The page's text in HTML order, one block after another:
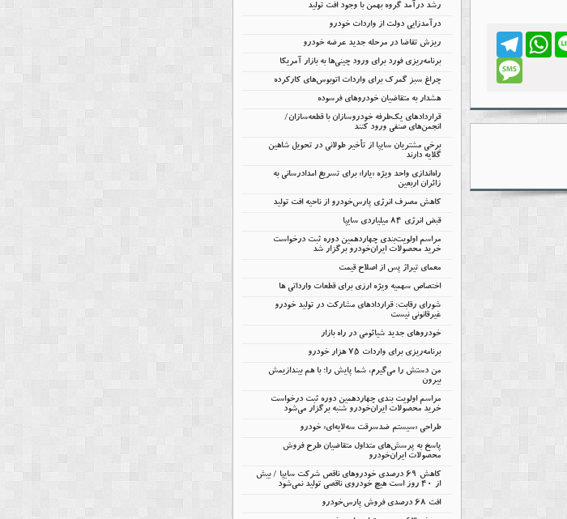
TelegramWhatsApp
Message
رشد درآمد گروه بهمن با وجود افت تولید
درآمدزایی دولت از واردات خودرو
ریزش تقاضا در مرحله جدید عرضه خودرو
برنامه‌ریزی فورد برای ورود چینی‌ها به بازار آمریکا
چراغ سبز گمرک برای واردات اتوبوس‌های کارکرده
هشدار به متقاضیان خودروهای فرسوده
قراردادهای یک‌طرفه خودروسازان با قطعه‌سازان/
انجمن‌های صنفی ورود کنند
برخی مشتریان سایپا از تأخیر طولانی در تحویل شاهین
گلایه دارند
راه‌اندازی واحد ویژه «یارا» برای تسریع امدادرسانی به
زائران اربعین
کاهش مصرف انرژی پارس‌خودرو از ناحیه افت تولید
قبض انرژی ۸۴ میلیاردی سایپا
مراسم اولویت‌بندی چهاردهمین دوره ثبت درخواست
خرید محصولات ایران‌خودرو برگزار شد
معمای تیراژ پس از اصلاح قیمت
اختصاص سهمیه ویژه ارزی برای قطعات وارداتی ها
شورای رقابت: قراردادهای مشارکت در تولید خودرو
غیرقانونی نیست
خودروهای جدید شیائومی در راه بازار
برنامه‌ریزی برای واردات ۷۵ هزار خودرو
من دستش را می‌گیرم، شما پایش را؛ با هم بیندازیمش
بیرون
مراسم اولویت بندی چهاردهمین دوره ثبت درخواست
خرید محصولات ایران‌خودرو شنبه برگزار می‌شود
طراحی «سیستم ضدسرقت سه‌لایه‌ای» خودرو
پاسخ به پرسش‌های متداول متقاضیان طرح فروش
محصولات ایران‌خودرو
کاهش ۶۹ درصدی خودروهای ناقص شرکت سایپا / بیش
از ۴۰ روز است هیچ خودروی ناقصی تولید نمی‌شود
افت 68 درصدی فروش پارس‌خودرو